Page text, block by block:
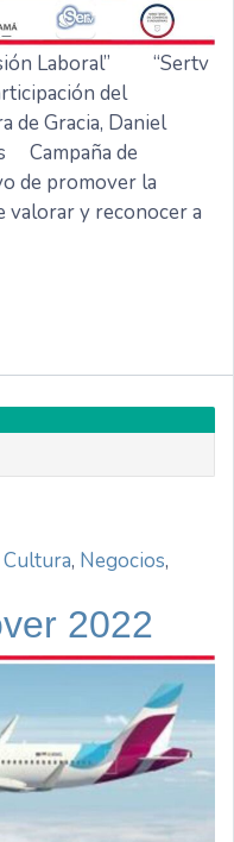
Laboral” “Sertv
del
de Gracia, Daniel
Campaña de
de promover la
valorar y reconocer a
Cultura, Negocios,
2022